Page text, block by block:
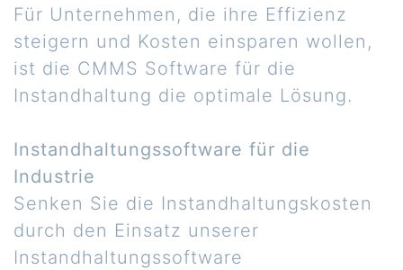
Für Unternehmen, die ihre Effizienz
steigern und Kosten einsparen wollen,
ist die CMMS Software für die
Instandhaltung die optimale Lösung.
Instandhaltungssoftware für die
Industrie
Senken Sie die Instandhaltungskosten
durch den Einsatz unserer
Instandhaltungssoftware